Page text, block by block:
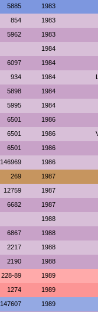
5885 1983
854 1983
5962 1983
1984
6097 1984
934 1984
5898 1984
5995 1984
6501 1986
6501 1986
6501 1986
146969 1986
269 1987
12759 1987
6682 1987
1988
6867 1988
2217 1988
2190 1988
228-89 1989
1274 1989
147607 1989